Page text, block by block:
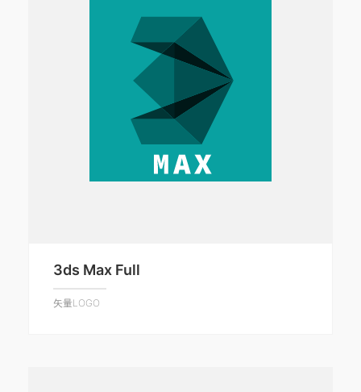
3ds Max Full
矢量LOGO